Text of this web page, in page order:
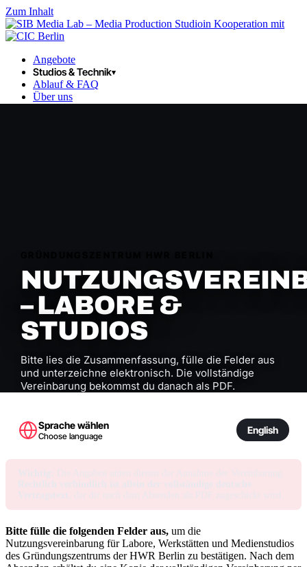
Zum Inhalt
in Kooperation mit
Angebote
Studios & Technik▾
Ablauf & FAQ
Über uns
– LABORE &
STUDIOS
Bitte lies die Zusammenfassung, fülle die Felder aus
und unterzeichne elektronisch. Die vollständige
Vereinbarung bekommst du danach als PDF.
Sprache wählen
Choose language English
Nr.
E-
Mail-
Bitte fülle die folgenden Felder aus, um die
Nutzungsvereinbarung für Labore, Werkstätten und Medienstudios
des Gründungszentrums der HWR Berlin zu bestätigen. Nach dem